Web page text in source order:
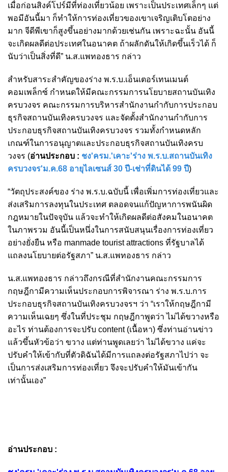
เมื่อก่อนสิงค์โปร์มีที่ท่องเที่ยวน้อย เพราะเป็นประเทศเล็กๆ แต่
พอมีอันนี้มา ก็ทำให้การท่องเที่ยวของเขาเจริญเติบโตอย่าง
มาก จีดีพีเขาก็สูงขึ้นอย่างมากด้วยเช่นกัน เพราะฉะนั้น อันนี้
จะเกิดผลดีต่อประเทศในอนาคต ถ้าผลักดันให้เกิดขึ้นเร็วได้ ก็
นับว่าเป็นสิ่งที่ดี” น.ส.แพทองธาร กล่าว
สำหรับสาระสำคัญของร่าง พ.ร.บ.เอ็นเตอร์เทนเมนต์
คอมเพล็กซ์ กำหนดให้มีคณะกรรมการนโยบายสถานบันเทิง
ครบวงจร คณะกรรมการบริหารสำนักงานกำกับการประกอบ
ธุรกิจสถานบันเทิงครบวงจร และจัดตั้งสำนักงานกำกับการ
ประกอบธุรกิจสถานบันเทิงครบวงจร รวมทั้งกำหนดหลัก
เกณฑ์ในการอนุญาตและประกอบธุรกิจสถานบันเทิงครบ
วงจร (อ่านประกอบ : ชง'ครม.'เคาะ'ร่าง พ.ร.บ.สถานบันเทิง
ครบวงจร'ม.ค.68 อายุไลเซนส์ 30 ปี-เช่าที่ดินได้ 99 ปี)
“วัตถุประสงค์ของ ร่าง พ.ร.บ.ฉบับนี้ เพื่อเพิ่มการท่องเที่ยวและ
ส่งเสริมการลงทุนในประเทศ ตลอดจนแก้ปัญหาการพนันผิด
กฎหมายในปัจจุบัน แล้วจะทำให้เกิดผลดีต่อสังคมในอนาคต
ในภาพรวม อันนี้เป็นหนึ่งในการสนับสนุนเรื่องการท่องเที่ยว
อย่างยั่งยืน หรือ manmade tourist attractions ที่รัฐบาลได้
แถลงนโยบายต่อรัฐสภา” น.ส.แพทองธาร กล่าว
น.ส.แพทองธาร กล่าวถึงกรณีที่สำนักงานคณะกรรมการ
กฤษฎีกามีความเห็นประกอบการพิจารณา ร่าง พ.ร.บ.การ
ประกอบธุรกิจสถานบันเทิงครบวงจรฯ ว่า “เราให้กฤษฎีกามี
ความเห็นเฉยๆ ซึ่งในที่ประชุม กฤษฎีกาพูดว่า ไม่ได้ขวางหรือ
อะไร ท่านต้องการจะปรับ content (เนื้อหา) ซึ่งท่านอ่านข่าว
แล้วขึ้นหัวข้อว่า ขวาง แต่ท่านพูดเลยว่า ไม่ได้ขวาง แค่จะ
ปรับคำให้เข้ากับที่ตัวดิฉันได้มีการแถลงต่อรัฐสภาไปว่า จะ
เป็นการส่งเสริมการท่องเที่ยว จึงจะปรับคำให้มันเข้ากัน
เท่านั้นเอง”
อ่านประกอบ :